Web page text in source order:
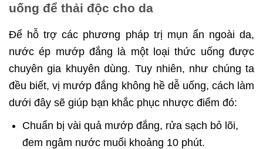
uống để thải độc cho da
Để hỗ trợ các phương pháp trị mụn ẩn ngoài da,
nước ép mướp đắng là một loại thức uống được
chuyên gia khuyên dùng. Tuy nhiên, như chúng ta
đều biết, vị mướp đắng không hề dễ uống, cách làm
dưới đây sẽ giúp bạn khắc phục nhược điểm đó:
Chuẩn bị vài quả mướp đắng, rửa sạch bỏ lõi,
đem ngâm nước muối khoảng 10 phút.